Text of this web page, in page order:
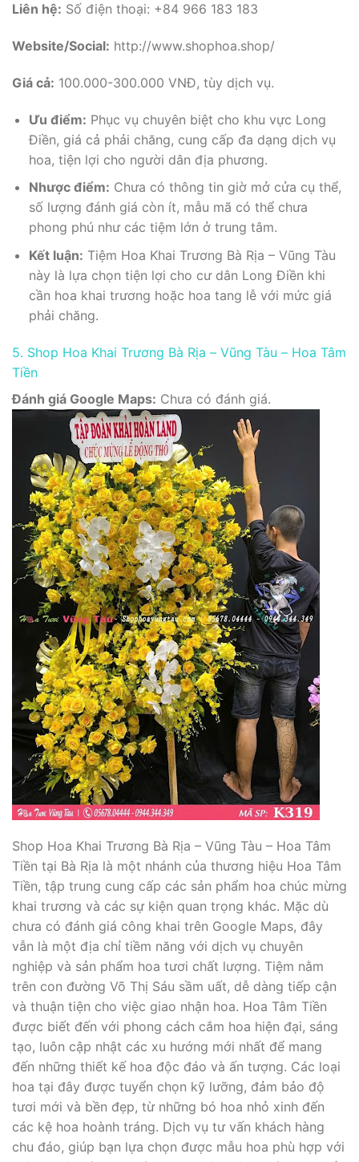
Liên hệ: Số điện thoại: +84 966 183 183
Website/Social: http://www.shophoa.shop/
Giá cả: 100.000-300.000 VNĐ, tùy dịch vụ.
Ưu điểm: Phục vụ chuyên biệt cho khu vực Long
Điền, giá cả phải chăng, cung cấp đa dạng dịch vụ
hoa, tiện lợi cho người dân địa phương.
Nhược điểm: Chưa có thông tin giờ mở cửa cụ thể,
số lượng đánh giá còn ít, mẫu mã có thể chưa
phong phú như các tiệm lớn ở trung tâm.
Kết luận: Tiệm Hoa Khai Trương Bà Rịa – Vũng Tàu
này là lựa chọn tiện lợi cho cư dân Long Điền khi
cần hoa khai trương hoặc hoa tang lễ với mức giá
phải chăng.
5. Shop Hoa Khai Trương Bà Rịa – Vũng Tàu – Hoa Tâm
Tiền
Đánh giá Google Maps: Chưa có đánh giá.
Shop Hoa Khai Trương Bà Rịa – Vũng Tàu – Hoa Tâm
Tiền tại Bà Rịa là một nhánh của thương hiệu Hoa Tâm
Tiền, tập trung cung cấp các sản phẩm hoa chúc mừng
khai trương và các sự kiện quan trọng khác. Mặc dù
chưa có đánh giá công khai trên Google Maps, đây
vẫn là một địa chỉ tiềm năng với dịch vụ chuyên
nghiệp và sản phẩm hoa tươi chất lượng. Tiệm nằm
trên con đường Võ Thị Sáu sầm uất, dễ dàng tiếp cận
và thuận tiện cho việc giao nhận hoa. Hoa Tâm Tiền
được biết đến với phong cách cắm hoa hiện đại, sáng
tạo, luôn cập nhật các xu hướng mới nhất để mang
đến những thiết kế hoa độc đáo và ấn tượng. Các loại
hoa tại đây được tuyển chọn kỹ lưỡng, đảm bảo độ
tươi mới và bền đẹp, từ những bó hoa nhỏ xinh đến
các kệ hoa hoành tráng. Dịch vụ tư vấn khách hàng
chu đáo, giúp bạn lựa chọn được mẫu hoa phù hợp với